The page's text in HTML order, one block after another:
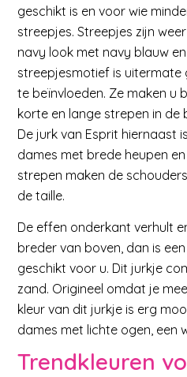
geschikt is en voor wie
streepjes. Streepjes zijn
navy look met navy blauw
streepjesmotief is uitermate
te beïnvloeden. Ze maken u
korte en lange strepen in de
De jurk van Esprit hiernaast
dames met brede heupen
strepen maken de
de taille.
De effen onderkant verhult
breder van boven, dan is
geschikt voor u. Dit jurkje
zand. Origineel omdat je
kleur van dit jurkje is erg
dames met lichte ogen, een
Trendkleuren